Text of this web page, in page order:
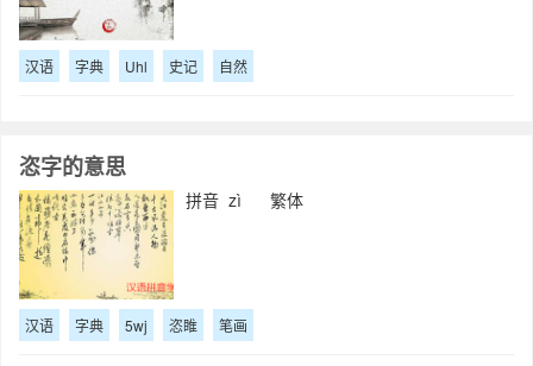
汉语 字典 Uhl 史记 自然
恣字的意思
拼音 zì 繁体
汉语 字典 5wj 恣睢 笔画